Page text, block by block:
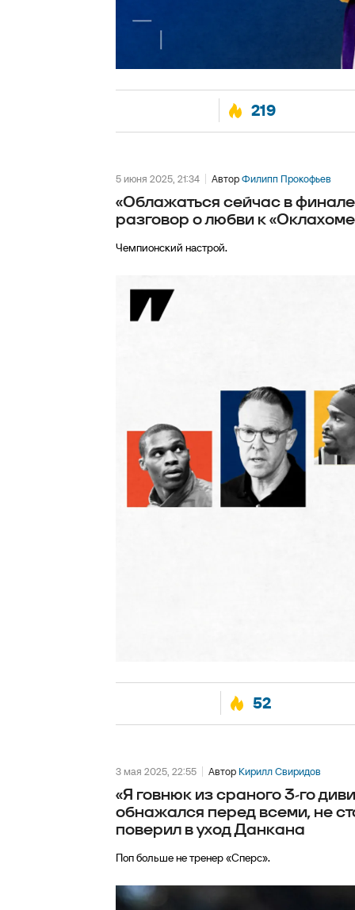
219
5 июня 2025, 21:34 АвторФилипп Прокофьев
«Облажаться сейчас в финале
разговор о любви к
Чемпионский настрой.
52
3 мая 2025, 22:55 Автор Кирилл Свиридов
«Я говнюк из сраного 3-го
обнажался перед всеми, не
поверил в уход Данкана
Поп больше не тренер «Сперс».